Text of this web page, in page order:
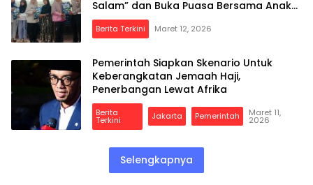
Salam” dan Buka Puasa Bersama Anak
Yatim
Berita Terkini Maret 12, 2026
Pemerintah Siapkan Skenario Untuk
Keberangkatan Jemaah Haji,
Penerbangan Lewat Afrika
Berita
Terkini Jakarta Pemerintah Maret 11,
2026
Selengkapnya